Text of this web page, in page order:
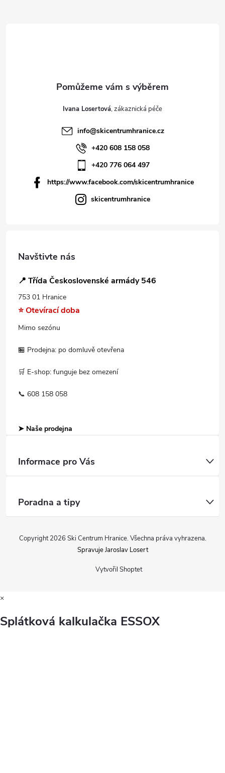
Ivana Losertová
info@skicentrumhranice.cz
+420 608 158 058
+420 776 064 497
https://www.facebook.com/skicentrumhranice
skicentrumhranice
Navštivte nás
📍 Třída Československé armády 546
753 01 Hranice
⭐ Otevírací doba
Mimo sezónu
🏪 Prodejna: po domluvě otevřena
🛒 E-shop: funguje bez omezení
📞 608 158 058
➤ Naše prodejna
Informace pro Vás
Poradna a tipy
Vytvořil Shoptet
Copyright 2026 Ski Centrum Hranice. Všechna práva vyhrazena.
Spravuje Jaroslav Losert
×
Splátková kalkulačka ESSOX